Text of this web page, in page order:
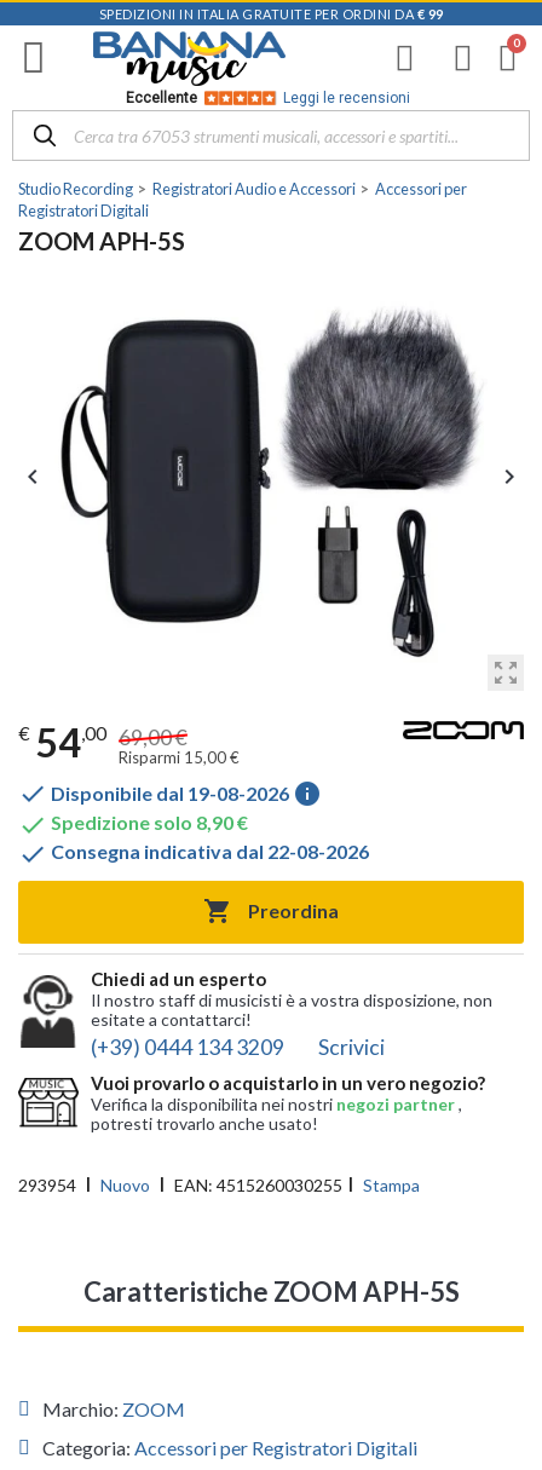
SPEDIZIONI IN ITALIA GRATUITE PER ORDINI DA € 99
Eccellente Leggi le recensioni
Studio Recording Registratori Audio e Accessori
Accessori per
Registratori Digitali
ZOOM APH-5S
zoom_out_map
 
€ 54,00 69,00 €
Risparmi 15,00 €
 Disponibile dal 19-08-2026 info
 Spedizione solo 8,90 €
 Consegna indicativa dal 22-08-2026
 Preordina
Chiedi ad un esperto
Il nostro staff di musicisti è a vostra disposizione, non
esitate a contattarci!
(+39) 0444 134 3209 Scrivici
Vuoi provarlo o acquistarlo in un vero negozio?
Verifica la disponibilita nei nostri negozi partner,
potresti trovarlo anche usato!
293954 Nuovo EAN: 4515260030255 Stampa
Caratteristiche ZOOM APH-5S
Marchio: ZOOM
Categoria: Accessori per Registratori Digitali